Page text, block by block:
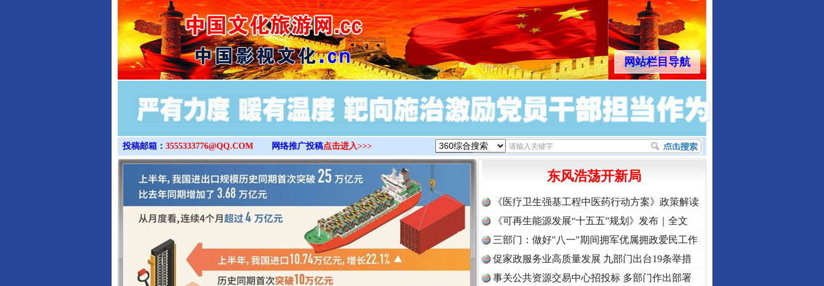
>
网站栏目导航
投稿邮箱： 3555333776@QQ.COM 网络推广投稿点击进入>>>
东风浩荡开新局
《医疗卫生强基工程中医药行动方案》政策解读
《可再生能源发展“十五五”规划》发布｜全文
三部门：做好"八一"期间拥军优属拥政爱民工作
促家政服务业高质量发展 九部门出台19条举措
事关公共资源交易中心招投标 多部门作出部署